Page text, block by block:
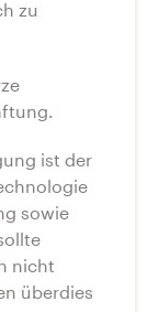
zu
ist der
sowie
nicht
überdies